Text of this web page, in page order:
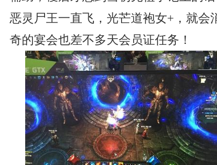
恶灵尸王一直飞，光芒道袍女+，就会
奇的宴会也差不多天会员证任务！